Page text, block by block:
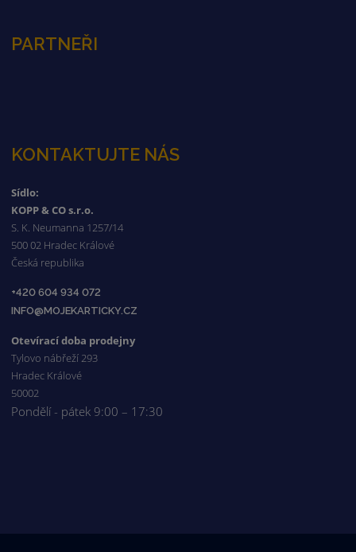
PARTNEŘI
KONTAKTUJTE NÁS
Sídlo:
KOPP & CO s.r.o.
S. K. Neumanna 1257/14
500 02 Hradec Králové
Česká republika
+420 604 934 072
INFO@MOJEKARTICKY.CZ
Otevírací doba prodejny
Tylovo nábřeží 293
Hradec Králové
50002
Pondělí - pátek 9:00 – 17:30